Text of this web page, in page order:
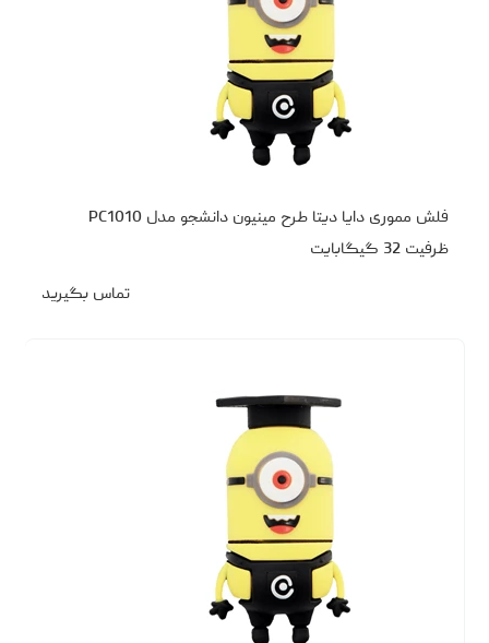
فلش مموری دایا دیتا طرح مینیون دانشجو مدل PC1010
ظرفیت 32 گیگابایت
تماس بگیرید